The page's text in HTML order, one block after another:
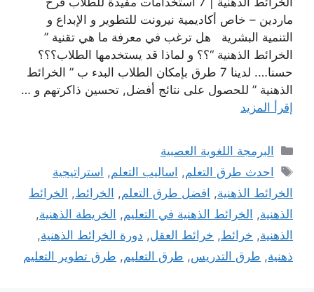
ماردين – خاص أكاديمية نيرونت للتطوير و الإبداع و
التنمية البشرية هل ترغب في معرفة ما هي تقنية ”
الخرائط الذهنية “؟؟ و لماذا قد يستخدمها الطلاب؟؟؟
حسنا…. لدينا 7 طرق بإمكان الطلاب البدء ب ” الخرائط
الذهنية ” للحصول على نتائج أفضل, تحسين ذاكرتهم و …
إقرأ المزيد
التصنيفات
البرمجة اللغوية العصبية
الوسوم
احدث طرق التعلم, اساليب التعلم, استراتيجية
الخرائط الذهنية, افضل طرق التعلم, الخرائط, الخرائط
الذهنية, الخرائط الذهنية في التعليم, الخريطة الذهنية,
الذهنية, خرائط, خرائط العقل, دورة الخرائط الذهنية,
ذهنية, طرق التدريس, طرق التعليم, طرق تطوير التعليم